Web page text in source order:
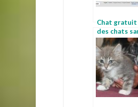
Chat gratuit
des chats
poils